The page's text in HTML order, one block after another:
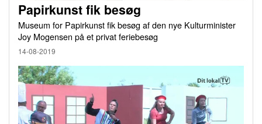
Papirkunst fik besøg
Museum for Papirkunst fik besøg af den nye Kulturminister
Joy Mogensen på et privat feriebesøg
14-08-2019